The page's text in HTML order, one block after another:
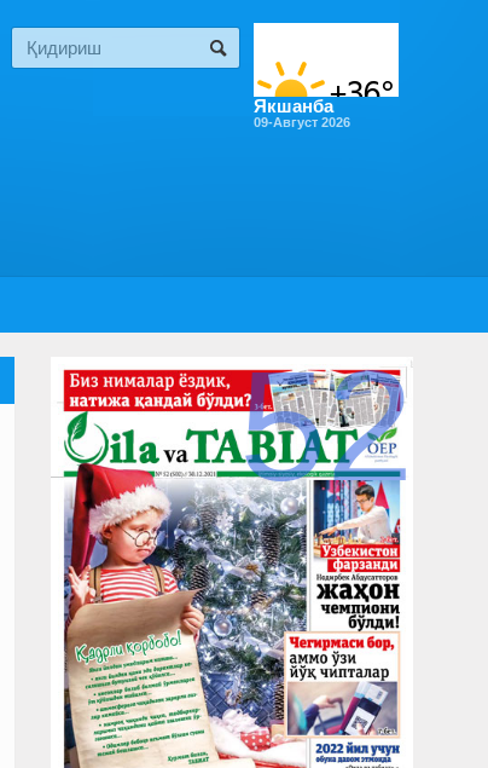
Якшанба
09-Август 2026
52